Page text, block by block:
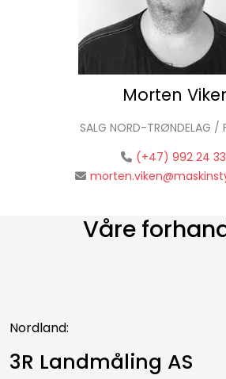
Morten
SALG NORD-TRØNDELAG /
(+47) 992 24
Nordland:
3R Landmåling AS
Våre